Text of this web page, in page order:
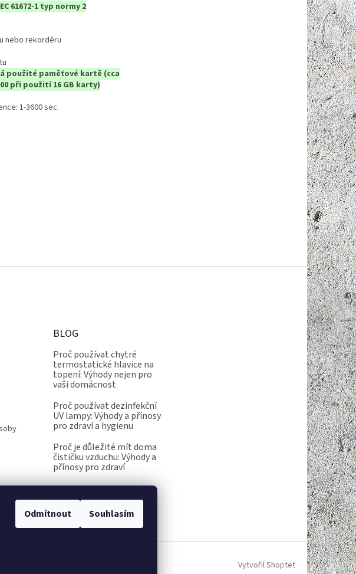
Odmítnout Souhlasím
61672-1 typ normy 2
nebo rekordéru
použité paměťové kartě (cca
při použití 16 GB karty)
1-3600 sec.
BLOG
Proč používat chytré
termostatické hlavice na
topení: Výhody nejen pro
vaši domácnost
Proč používat dezinfekční
UV lampy: Výhody a přínosy
pro zdraví a hygienu
Proč je důležité mít doma
čističku vzduchu: Výhody a
přínosy pro zdraví
Vytvořil Shoptet